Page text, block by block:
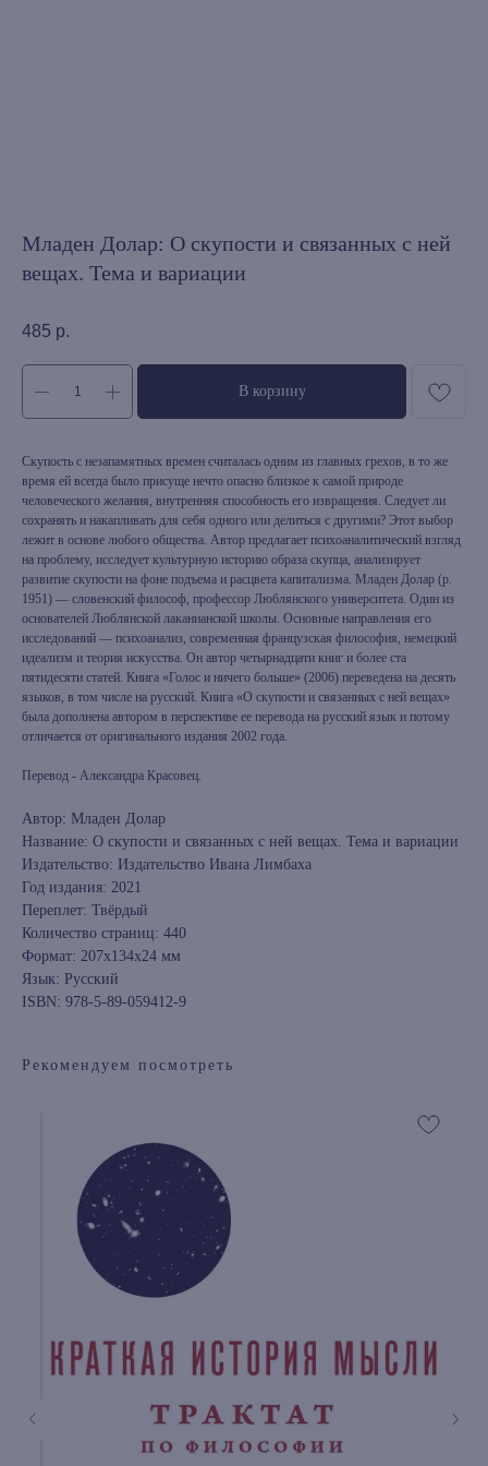
Младен Долар: О скупости и связанных с ней
вещах. Тема и вариации
485 р.
В корзину
Скупость с незапамятных времен считалась одним из главных грехов, в то же
время ей всегда было присуще нечто опасно близкое к самой природе
человеческого желания, внутренняя способность его извращения. Следует ли
сохранять и накапливать для себя одного или делиться с другими? Этот выбор
лежит в основе любого общества. Автор предлагает психоаналитический взгляд
на проблему, исследует культурную историю образа скупца, анализирует
развитие скупости на фоне подъема и расцвета капитализма. Младен Долар (р.
1951) — словенский философ, профессор Люблянского университета. Один из
основателей Люблянской лаканианской школы. Основные направления его
исследований — психоанализ, современная французская философия, немецкий
идеализм и теория искусства. Он автор четырнадцати книг и более ста
пятидесяти статей. Книга «Голос и ничего больше» (2006) переведена на десять
языков, в том числе на русский. Книга «О скупости и связанных с ней вещах»
была дополнена автором в перспективе ее перевода на русский язык и потому
отличается от оригинального издания 2002 года.
Перевод - Александра Красовец.
Автор: Младен Долар
Название: О скупости и связанных с ней вещах. Тема и вариации
Издательство: Издательство Ивана Лимбаха
Год издания: 2021
Переплет: Твёрдый
Количество страниц: 440
Формат: 207x134x24 мм
Язык: Русский
ISBN: 978-5-89-059412-9
Рекомендуем посмотреть